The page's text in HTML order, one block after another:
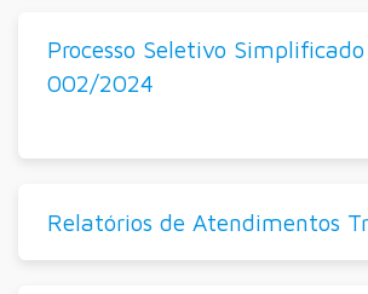
Processo Seletivo Simplificado
002/2024
Relatórios de Atendimentos